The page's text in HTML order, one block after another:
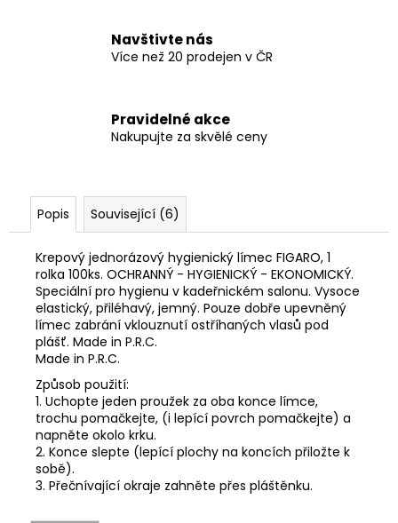
Navštivte nás
Více než 20 prodejen v ČR
Pravidelné akce
Nakupujte za skvělé ceny
Popis Související (6)
Krepový jednorázový hygienický límec FIGARO, 1
rolka 100ks. OCHRANNÝ - HYGIENICKÝ - EKONOMICKÝ.
Speciální pro hygienu v kadeřnickém salonu. Vysoce
elastický, přiléhavý, jemný. Pouze dobře upevněný
límec zabrání vklouznutí ostříhaných vlasů pod
plášť. Made in P.R.C.
Made in P.R.C.
Způsob použití:
1. Uchopte jeden proužek za oba konce límce,
trochu pomačkejte, (i lepící povrch pomačkejte) a
napněte okolo krku.
2. Konce slepte (lepící plochy na koncích přiložte k
sobě).
3. Přečnívající okraje zahněte přes pláštěnku.